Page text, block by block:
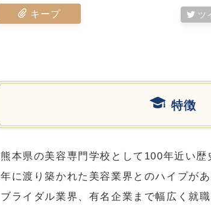
キープ ツ
特徴
熊本県の美容専門学校として100年近い
年に渡り築かれた美容業界とのハイプが
ブライダル業界、有名企業まで幅広く就職